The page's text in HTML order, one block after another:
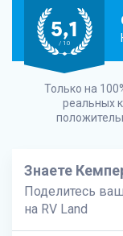
5,1
/ 10
Только на
реальных
Знаете
Поделитесь
на RV Land